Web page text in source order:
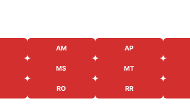
AM AP
MS MT
RO RR